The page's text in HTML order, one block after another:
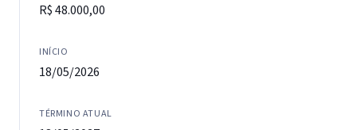
R$ 48.000,00
INÍCIO
18/05/2026
TÉRMINO ATUAL